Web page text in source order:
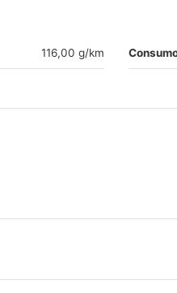
116,00 g/km